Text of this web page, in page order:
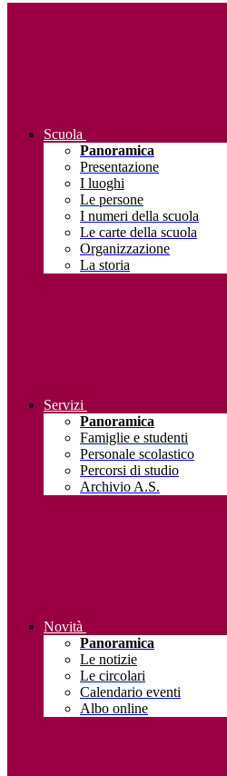
Scuola
Panoramica
Presentazione
I luoghi
Le persone
I numeri della scuola
Le carte della scuola
Organizzazione
La storia
Servizi
Panoramica
Famiglie e studenti
Personale scolastico
Percorsi di studio
Archivio A.S.
Novità
Panoramica
Le notizie
Le circolari
Calendario eventi
Albo online